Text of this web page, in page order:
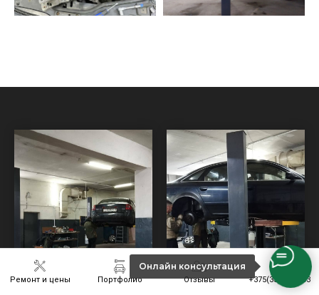
Онлайн консультация
Ремонт и цены Портфолио Отзывы +375(33)6301243